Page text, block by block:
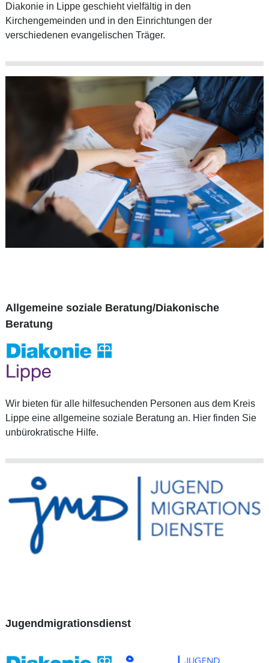
Diakonie in Lippe geschieht vielfältig in den
Kirchengemeinden und in den Einrichtungen der
verschiedenen evangelischen Träger.
Allgemeine soziale Beratung/Diakonische
Beratung
Wir bieten für alle hilfesuchenden Personen aus dem Kreis
Lippe eine allgemeine soziale Beratung an. Hier finden Sie
unbürokratische Hilfe.
Jugendmigrationsdienst